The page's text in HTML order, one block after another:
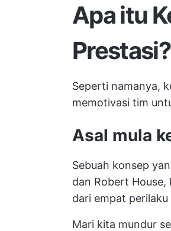
Apa itu
Prestasi?
Seperti namanya,
memotivasi tim
Asal mula
Sebuah konsep
dan Robert House,
dari empat
Mari kita mundur